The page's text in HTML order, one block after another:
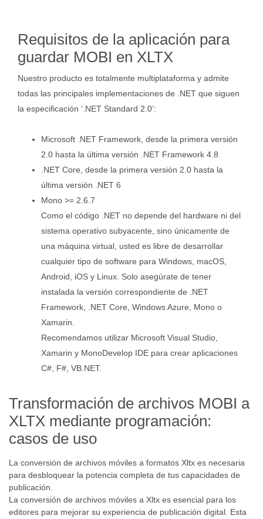
Requisitos de la aplicación para
guardar MOBI en XLTX
Nuestro producto es totalmente multiplataforma y admite
todas las principales implementaciones de .NET que siguen
la especificación ‘.NET Standard 2.0’:
Microsoft .NET Framework, desde la primera versión
2.0 hasta la última versión .NET Framework 4.8
.NET Core, desde la primera versión 2.0 hasta la
última versión .NET 6
Mono >= 2.6.7
Como el código .NET no depende del hardware ni del
sistema operativo subyacente, sino únicamente de
una máquina virtual, usted es libre de desarrollar
cualquier tipo de software para Windows, macOS,
Android, iOS y Linux. Solo asegúrate de tener
instalada la versión correspondiente de .NET
Framework, .NET Core, Windows Azure, Mono o
Xamarin.
Recomendamos utilizar Microsoft Visual Studio,
Xamarin y MonoDevelop IDE para crear aplicaciones
C#, F#, VB.NET.
Transformación de archivos MOBI a
XLTX mediante programación:
casos de uso
La conversión de archivos móviles a formatos Xltx es necesaria
para desbloquear la potencia completa de tus capacidades de
publicación.
La conversión de archivos móviles a Xltx es esencial para los
editores para mejorar su experiencia de publicación digital. Esta